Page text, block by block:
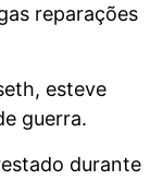
reparações
esteve
guerra.
durante